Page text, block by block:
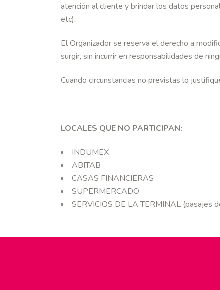
atención al cliente y brindar los datos
etc).
El Organizador se reserva el derecho a
surgir, sin incurrir en responsabilidades de
Cuando circunstancias no previstas lo
LOCALES QUE NO PARTICIPAN:
INDUMEX
ABITAB
CASAS FINANCIERAS
SUPERMERCADO
SERVICIOS DE LA TERMINAL (pasajes